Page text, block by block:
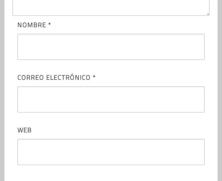
NOMBRE *
CORREO ELECTRÓNICO *
WEB